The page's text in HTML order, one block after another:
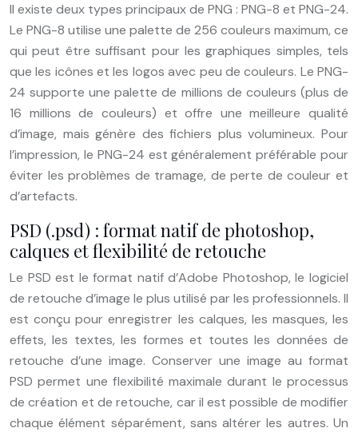
Il existe deux types principaux de PNG : PNG-8 et PNG-24.
Le PNG-8 utilise une palette de 256 couleurs maximum, ce
qui peut être suffisant pour les graphiques simples, tels
que les icônes et les logos avec peu de couleurs. Le PNG-
24 supporte une palette de millions de couleurs (plus de
16 millions de couleurs) et offre une meilleure qualité
d’image, mais génère des fichiers plus volumineux. Pour
l’impression, le PNG-24 est généralement préférable pour
éviter les problèmes de tramage, de perte de couleur et
d’artefacts.
PSD (.psd) : format natif de photoshop,
calques et flexibilité de retouche
Le PSD est le format natif d’Adobe Photoshop, le logiciel
de retouche d’image le plus utilisé par les professionnels. Il
est conçu pour enregistrer les calques, les masques, les
effets, les textes, les formes et toutes les données de
retouche d’une image. Conserver une image au format
PSD permet une flexibilité maximale durant le processus
de création et de retouche, car il est possible de modifier
chaque élément séparément, sans altérer les autres. Un